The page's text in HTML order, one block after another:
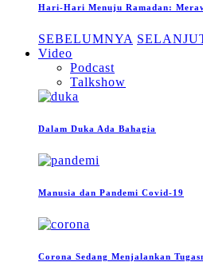
Hari-Hari Menuju Ramadan:
SEBELUMNYA
Video
Podcast
Talkshow
Dalam Duka Ada Bahagia
Manusia dan Pandemi Covid-19
Corona Sedang Menjalankan